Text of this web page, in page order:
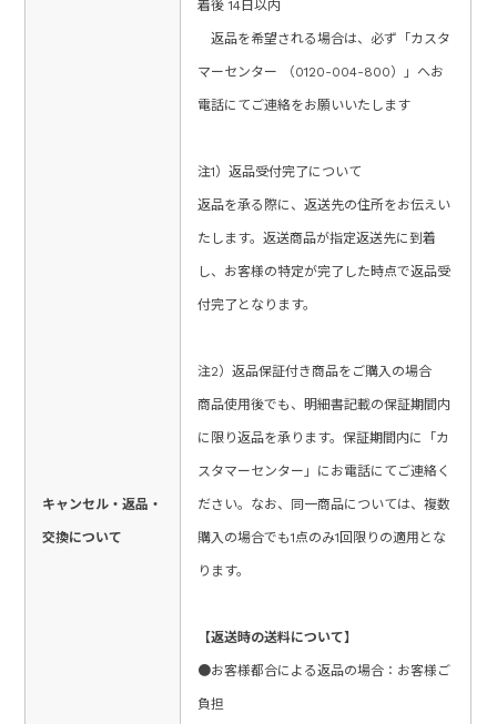
キャンセル・返品・
交換について
着後 14日以内
返品を希望される場合は、必ず「カスタ
マーセンター （0120-004-800）」へお
電話にてご連絡をお願いいたします
注1）返品受付完了について
返品を承る際に、返送先の住所をお伝えい
たします。返送商品が指定返送先に到着
し、お客様の特定が完了した時点で返品受
付完了となります。
注2）返品保証付き商品をご購入の場合
商品使用後でも、明細書記載の保証期間内
に限り返品を承ります。保証期間内に「カ
スタマーセンター」にお電話にてご連絡く
ださい。なお、同一商品については、複数
購入の場合でも1点のみ1回限りの適用とな
ります。
【返送時の送料について】
●お客様都合による返品の場合：お客様ご
負担